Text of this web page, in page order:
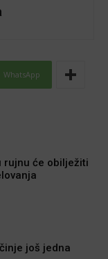
WhatsApp
rujnu će obilježiti
još jedna